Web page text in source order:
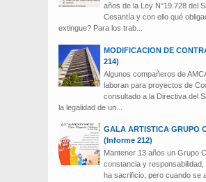
años de la Ley N°19.728 del
Cesantía y con ello qué
extingue? Para los trab...
MODIFICACION DE
214)
Algunos compañeros de
laboran para proyectos de
consultado a la Directiva del
la legalidad de un...
GALA ARTISTICA GRUPO
(Informe 212)
Mantener 13 años un Grupo
constancia y
ha sacrificio, pero cuando se